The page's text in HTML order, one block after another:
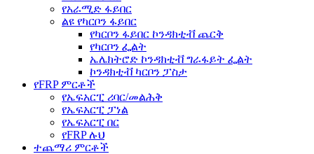
የአራሚድ ፋይበር
ልዩ የካርቦን ፋይበር
የካርቦን ፋይበር ኮንዳክቲቭ ጨርቅ
የካርቦን ፌልት
ኤሌክትሮድ ኮንዳክቲቭ ግራፋይት ፌልት
ኮንዳክቲቭ ካርቦን ፓስታ
የFRP ምርቶች
የኤፍአርፒ ሪባር/መልሕቅ
የኤፍአርፒ ፓነል
የኤፍአርፒ በር
የFRP ሉህ
ተጨማሪ ምርቶች